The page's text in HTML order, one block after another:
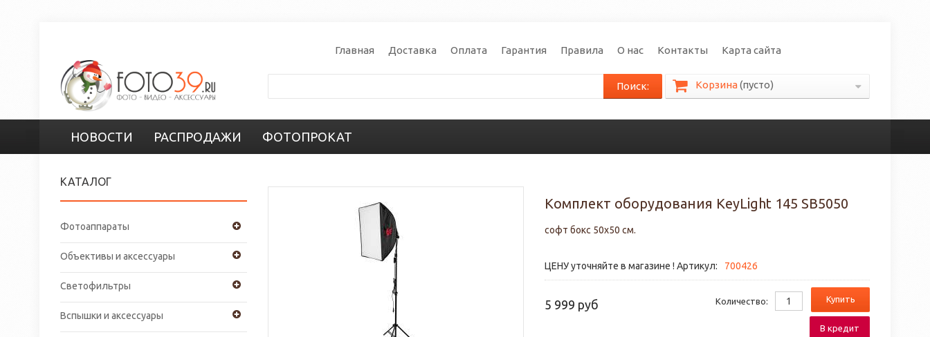
Корзина(пусто)
НОВОСТИ РАСПРОДАЖИ ФОТОПРОКАТ
Поиск:
Главная Доставка Оплата Гарантия Правила О нас Контакты Карта сайта
КАТАЛОГ
Фотоаппараты
Объективы и аксессуары
Светофильтры
Вспышки и аксессуары
Комплект оборудования KeyLight 145 SB5050
софт бокс 50х50 см.
ЦЕНУ уточняйте в магазине ! Артикул: 700426
5 999 руб Купить
Количество:
В кредит